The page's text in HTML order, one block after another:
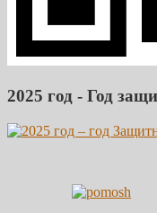
2025 год - Год